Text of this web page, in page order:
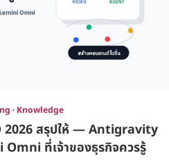
· Knowledge
2026 สรุปให้ — Antigravity
Omni ที่เจ้าของธุรกิจควรรู้